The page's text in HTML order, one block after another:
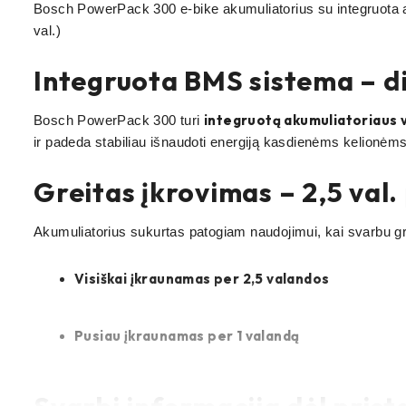
Bosch PowerPack 300 e-bike akumuliatorius su
val.)
Integruota BMS sistema –
Bosch PowerPack 300 turi integruotą akumuliatoriaus
ir padeda stabiliau išnaudoti energiją kasdienėms
Greitas įkrovimas – 2,5 val.
Akumuliatorius sukurtas patogiam naudojimui, kai svarbu
Visiškai įkraunamas per 2,5 valandos
Pusiau įkraunamas per 1 valandą